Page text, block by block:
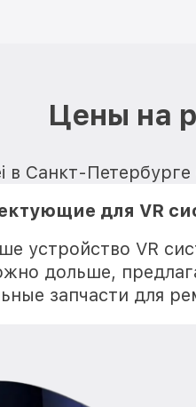
Цены на
Санкт-Петербурге
для VR
устройство VR
дольше,
запчасти для